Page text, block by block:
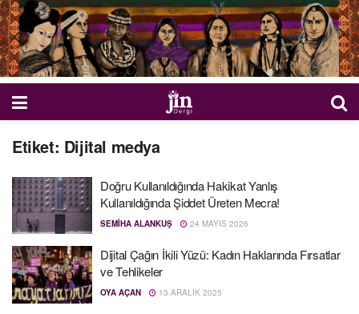
Etiket: Dijital medya
Doğru Kullanıldığında Hakikat Yanlış
Kullanıldığında Şiddet Üreten Mecra!
SEMIHA ALANKUŞ 24 MAYIS 2026
Dijital Çağın İkili Yüzü: Kadın Haklarında Fırsatlar
ve Tehlikeler
OYA AÇAN 13 ARALIK 2025